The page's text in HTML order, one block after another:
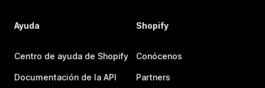
Ayuda
Centro de ayuda de Shopify
Documentación de la API
Shopify
Conócenos
Partners